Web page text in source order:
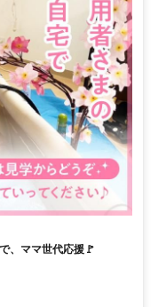
、ママ世代応援🚩